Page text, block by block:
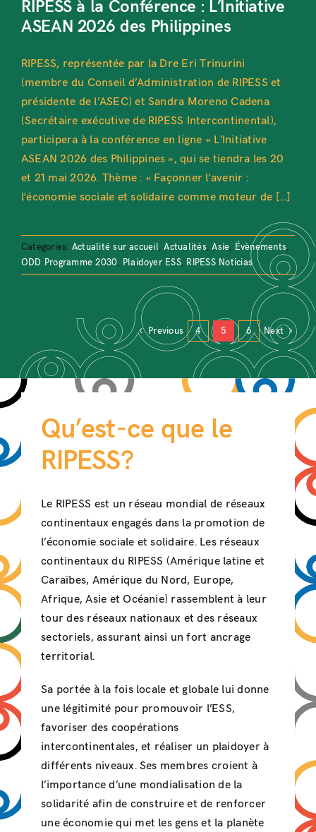
RIPESS à la Conférence : L’Initiative
ASEAN 2026 des Philippines
RIPESS, représentée par la Dre Eri Trinurini
(membre du Conseil d’Administration de RIPESS et
présidente de l’ASEC) et Sandra Moreno Cadena
(Secrétaire exécutive de RIPESS Intercontinental),
participera à la conférence en ligne « L’Initiative
ASEAN 2026 des Philippines », qui se tiendra les 20
et 21 mai 2026. Thème : « Façonner l'avenir :
l'économie sociale et solidaire comme moteur de [...]
Categories: Actualité sur accueil,Actualités,Asie, Évènements,
ODD Programme 2030, Plaidoyer ESS, RIPESS Noticias
Previous 4 5 6 Next
Qu’est-ce que le
RIPESS?
Le RIPESS est un réseau mondial de réseaux
continentaux engagés dans la promotion de
l’économie sociale et solidaire. Les réseaux
continentaux du RIPESS (Amérique latine et
Caraïbes, Amérique du Nord, Europe,
Afrique, Asie et Océanie) rassemblent à leur
tour des réseaux nationaux et des réseaux
sectoriels, assurant ainsi un fort ancrage
territorial.
Sa portée à la fois locale et globale lui donne
une légitimité pour promouvoir l’ESS,
favoriser des coopérations
intercontinentales, et réaliser un plaidoyer à
différents niveaux. Ses membres croient à
l’importance d’une mondialisation de la
solidarité afin de construire et de renforcer
une économie qui met les gens et la planète